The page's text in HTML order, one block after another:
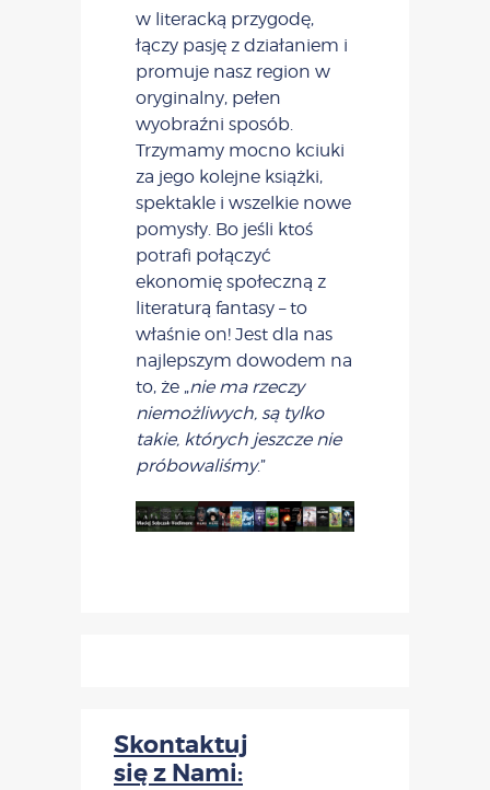
w literacką przygodę,
łączy pasję z działaniem i
promuje nasz region w
oryginalny, pełen
wyobraźni sposób.
Trzymamy mocno kciuki
za jego kolejne książki,
spektakle i wszelkie nowe
pomysły. Bo jeśli ktoś
potrafi połączyć
ekonomię społeczną z
literaturą fantasy – to
właśnie on! Jest dla nas
najlepszym dowodem na
to, że „nie ma rzeczy
niemożliwych, są tylko
takie, których jeszcze nie
próbowaliśmy.”
Skontaktuj
się z Nami: